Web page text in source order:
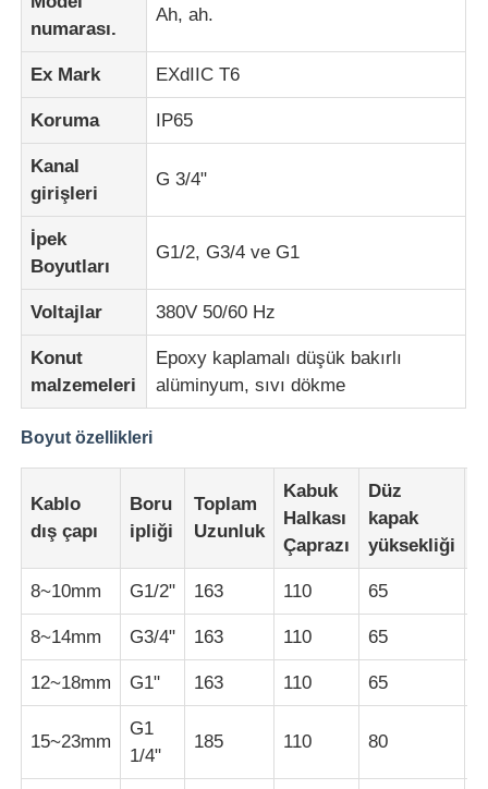
Patlamaya Dayanıklı Kutu
patlamaya dayanıklı anahtar
Patlama geçirmez kablo bezleri
patlamaya dayanıklı fiş ve priz
numarası.
Ah, ah.
Ex Mark EXdIIC T6
Koruma IP65
Kanal
girişleri
G 3/4"
İpek
Boyutları
G1/2, G3/4 ve G1
Voltajlar 380V 50/60 Hz
Konut
malzemeleri
Epoxy kaplamalı düşük bakırlı
alüminyum, sıvı dökme
Boyut özellikleri
Kablo
dış çapı
Boru
ipliği
Toplam
Uzunluk
Kabuk
Halkası
Çaprazı
Düz
kapak
yüksekliği
8~10mm G1/2" 163 110 65
8~14mm G3/4" 163 110 65
12~18mm G1" 163 110 65
15~23mm
G1
1/4"
185 110 80